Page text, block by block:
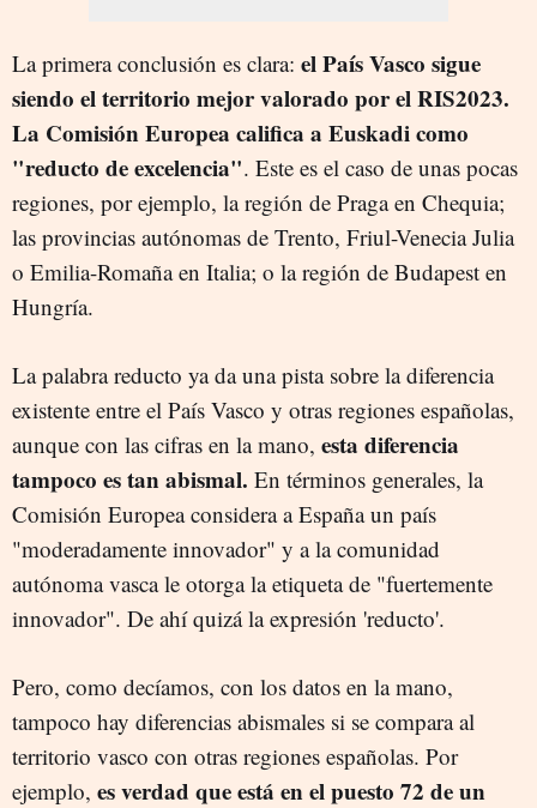
La primera conclusión es clara: el País Vasco sigue
siendo el territorio mejor valorado por el RIS2023.
La Comisión Europea califica a Euskadi como
"reducto de excelencia". Este es el caso de unas pocas
regiones, por ejemplo, la región de Praga en Chequia;
las provincias autónomas de Trento, Friul-Venecia Julia
o Emilia-Romaña en Italia; o la región de Budapest en
Hungría.
La palabra reducto ya da una pista sobre la diferencia
existente entre el País Vasco y otras regiones españolas,
aunque con las cifras en la mano, esta diferencia
tampoco es tan abismal. En términos generales, la
Comisión Europea considera a España un país
"moderadamente innovador" y a la comunidad
autónoma vasca le otorga la etiqueta de "fuertemente
innovador". De ahí quizá la expresión 'reducto'.
Pero, como decíamos, con los datos en la mano,
tampoco hay diferencias abismales si se compara al
territorio vasco con otras regiones españolas. Por
ejemplo, es verdad que está en el puesto 72 de un